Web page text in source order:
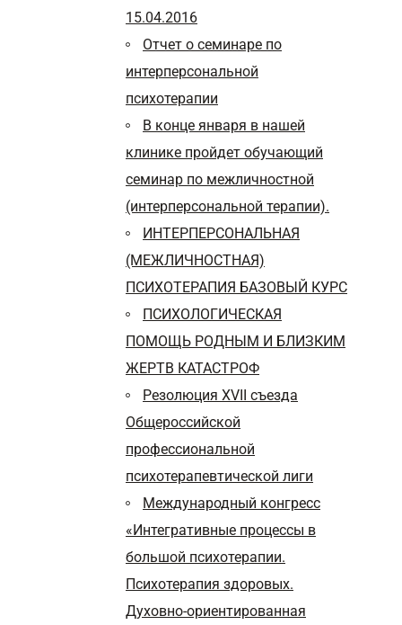
15.04.2016
Отчет о семинаре по
интерперсональной
психотерапии
В конце января в нашей
клинике пройдет обучающий
семинар по межличностной
(интерперсональной терапии).
ИНТЕРПЕРСОНАЛЬНАЯ
(МЕЖЛИЧНОСТНАЯ)
ПСИХОТЕРАПИЯ БАЗОВЫЙ КУРС
ПСИХОЛОГИЧЕСКАЯ
ПОМОЩЬ РОДНЫМ И БЛИЗКИМ
ЖЕРТВ КАТАСТРОФ
Резолюция ХVII съезда
Общероссийской
профессиональной
психотерапевтической лиги
Международный конгресс
«Интегративные процессы в
большой психотерапии.
Психотерапия здоровых.
Духовно-ориентированная